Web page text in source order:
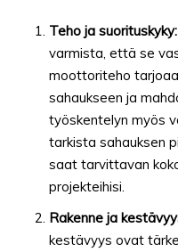
Teho ja suorituskyky:
varmista, että se
moottoriteho
sahaukseen ja
työskentelyn myös
tarkista sahauksen
saat tarvittavan
projekteihisi.
Rakenne ja
kestävyys ovat